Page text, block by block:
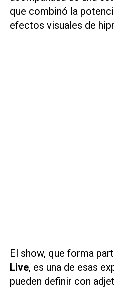
que combinó la
efectos visuales de
El show, que forma
Live, es una de esas
pueden definir con